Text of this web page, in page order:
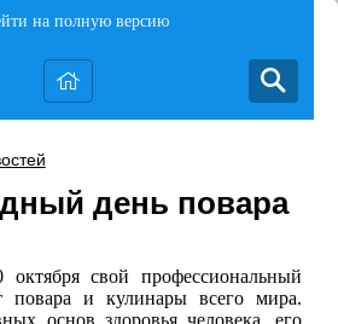
на полную версию
день повара
октября свой профессиональный
повара и кулинары всего мира.